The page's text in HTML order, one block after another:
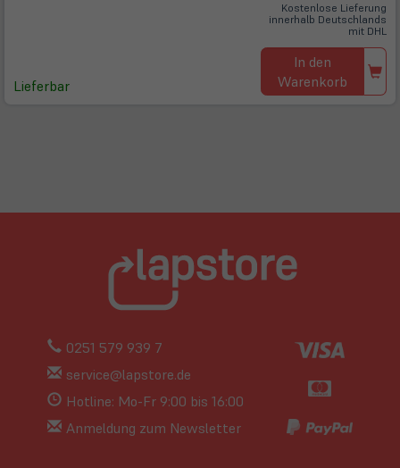
Lieferbar
Kostenlose Lieferung
innerhalb Deutschlands
mit DHL
In den
Warenkorb
0251 579 939 7
service@lapstore.de
Hotline: Mo-Fr 9:00 bis 16:00
Anmeldung zum Newsletter